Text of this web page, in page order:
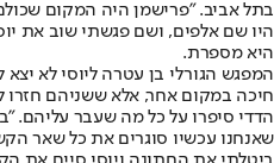
בתל אביב. "פרישמן היה המקום
היו שם אלפים, ושם פגשתי שוב את
היא מספרת.
המפגש הגורלי בן עטרה ליוסי לא
חיכה במקום אחר, אלא ששניהם חזרו
הדדי סיפרו על כל מה שעבר עליהם.
שאנחנו עכשיו סוגרים את כל שאר